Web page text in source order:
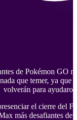
de Pokémon GO
que temer, ya
volverán para
el cierre del
más desafiantes de